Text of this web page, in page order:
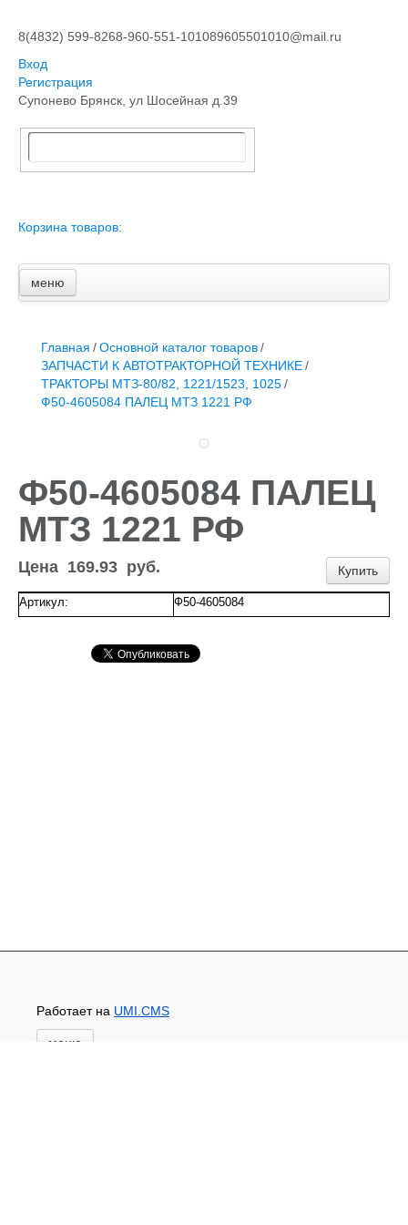
8(4832) 599-8268-960-551-101089605501010@mail.ru
Вход
Регистрация
Супонево Брянск, ул Шосейная д.39
Корзина товаров:
меню
Главная
ЗАПЧАСТИ К АВТОТРАКТОРНОЙ ТЕХНИКЕ
СТАРТЕРЫ, ГЕНЕРАТОРЫ
АККУМУЛЯТОРЫ,РЕМНИ,МАНЖЕТЫ, РВД И ДРУГОЕ
ЗАПЧАСТИ К СЕЛЬХОЗОБОРУДОВАНИЮ
Главная /Основной каталог товаров/
ЗАПЧАСТИ К АВТОТРАКТОРНОЙ ТЕХНИКЕ/
ТРАКТОРЫ МТЗ-80/82, 1221/1523, 1025/
Ф50-4605084 ПАЛЕЦ МТЗ 1221 РФ
Ф50-4605084 ПАЛЕЦ
МТЗ 1221 РФ
Купить
Цена 169.93 руб.
Артикул: Ф50-4605084
Работает на UMI.CMS
меню